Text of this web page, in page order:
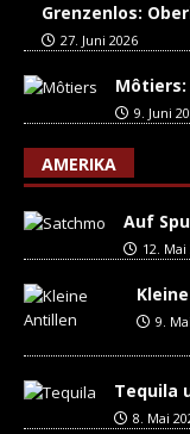
Grenzenlos:
27. Juni 2026
9. Juni
AMERIKA
Auf
12. Mai
9.
Tequila
8. Mai